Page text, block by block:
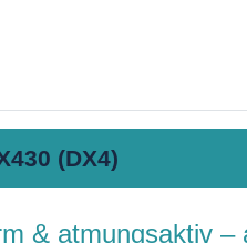
(DX4)
& atmungsaktiv –